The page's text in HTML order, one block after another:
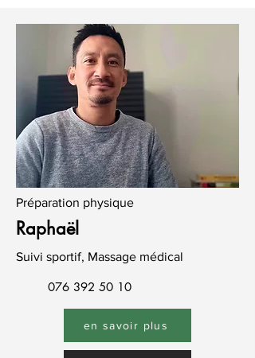
Préparation physique
Raphaël
Suivi sportif, Massage médical
076 392 50 10
en savoir plus